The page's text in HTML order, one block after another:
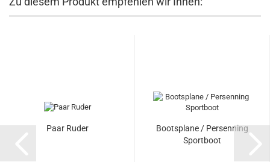
Paar Ruder
Bootsplane / Persenning
Sportboot